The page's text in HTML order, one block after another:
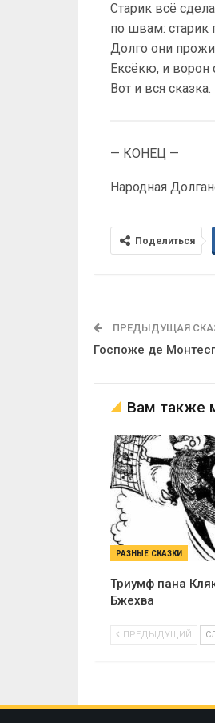
Старик всё
по швам: старик
Долго они
Ексёкю, и ворон
Вот и вся сказка.
— КОНЕЦ —
Народная
Поделиться
ПРЕДЫДУЩАЯ
Госпоже де
Вам также
РАЗНЫЕ СКАЗКИ
Триумф пана
Бжехва
ПРЕДЫДУЩИЙ